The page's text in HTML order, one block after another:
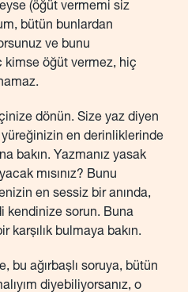
(öğüt vermemi siz
bütün bunlardan
ve bunu
kimse öğüt vermez, hiç
dönün. Size yaz diyen
yüreğinizin en derinliklerinde
bakın. Yazmanız yasak
mısınız? Bunu
en sessiz bir anında,
kendinize sorun. Buna
karşılık bulmaya bakın.
bu ağırbaşlı soruya, bütün
diyebiliyorsanız, o